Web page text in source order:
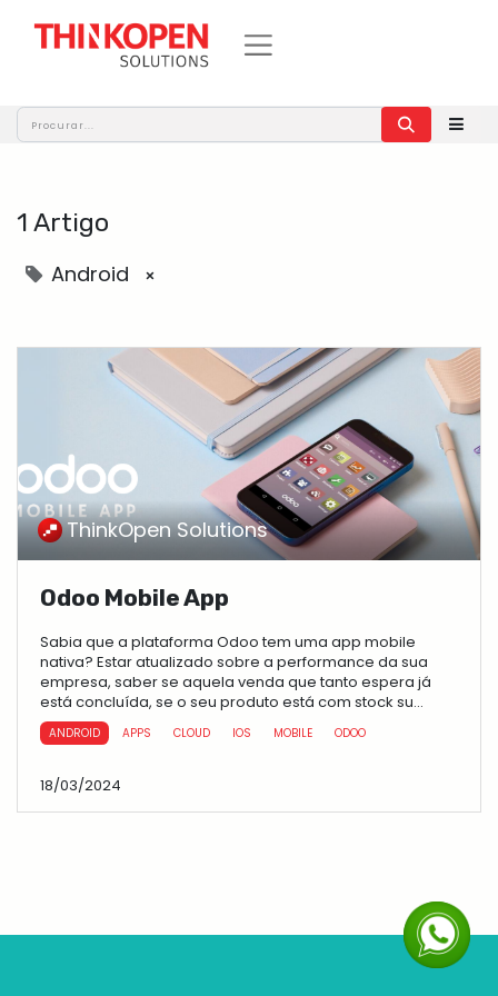
1 Artigo
Android ×
ThinkOpen Solutions
Odoo Mobile App
Sabia que a plataforma Odoo tem uma app mobile
nativa? Estar atualizado sobre a performance da sua
empresa, saber se aquela venda que tanto espera já
está concluída, se o seu produto está com stock su...
ANDROID APPS CLOUD IOS MOBILE ODOO
18/03/2024